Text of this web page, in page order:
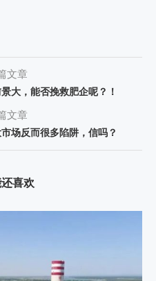
文章
大，能否挽救肥企呢？！
文章
场反而很多陷阱，信吗？
喜欢